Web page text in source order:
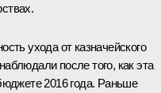
ухода от казначейского
после того, как эта
2016 года. Раньше